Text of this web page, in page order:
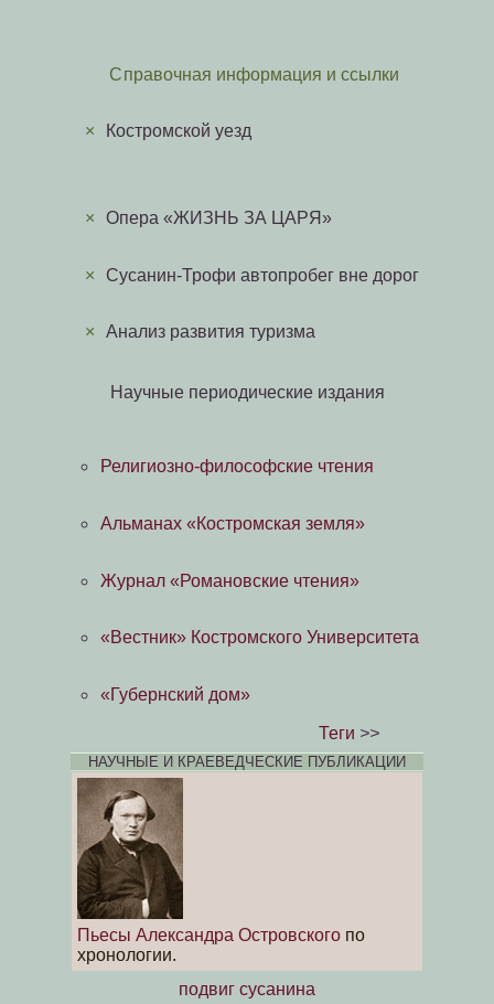
Справочная информация и ссылки
Костромской уезд
×Опера «ЖИЗНЬ ЗА ЦАРЯ»
×Сусанин-Трофи автопробег вне дорог
×Анализ развития туризма
Научные периодические издания
Религиозно-философские чтения
Альманах «Костромская земля»
Журнал «Романовские чтения»
«Вестник» Костромского Университета
«Губернский дом»
Теги >>
НАУЧНЫЕ И КРАЕВЕДЧЕСКИЕ ПУБЛИКАЦИИ
Пьесы Александра Островского по
хронологии.
подвиг сусанина